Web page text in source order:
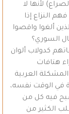
لأنها لا
النزاع إذا
ألغوا واقصوا
السوري؟
كدولاب ألوان
هتافات
العربية
في الوقت نفسه،
فيه كل من
الكثير من